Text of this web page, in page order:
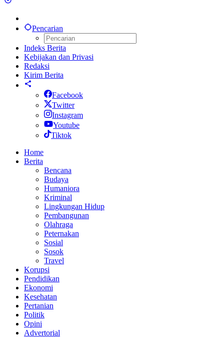
Pencarian
Indeks Berita
Kebijakan dan Privasi
Redaksi
Kirim Berita
Facebook
Twitter
Instagram
Youtube
Tiktok
Home
Berita
Bencana
Budaya
Humaniora
Kriminal
Lingkungan Hidup
Pembangunan
Olahraga
Peternakan
Sosial
Sosok
Travel
Korupsi
Pendidikan
Ekonomi
Kesehatan
Pertanian
Politik
Opini
Advertorial